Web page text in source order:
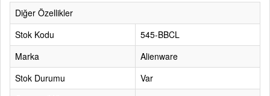
Diğer Özellikler
Stok Kodu
545-BBCL
Marka
Alienware
Stok Durumu
Var